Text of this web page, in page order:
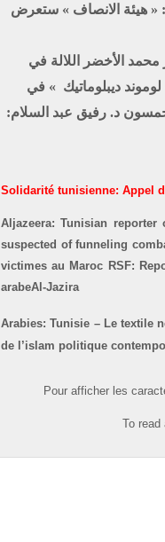
« هيئة الانصاف » ستعرض
محمد الأخضر اللالة في
ديبلوماتيك » في
د. رفيق عبد السلام:
Solidarité tunisienne: Appel
Aljazeera: Tunisian reporter
suspected of funneling
victimes au Maroc RSF:
arabeAl-Jazira
Arabies:Tunisie – Le textile
de l’islam politique
Pour afficher les
To read